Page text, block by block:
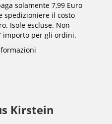
solamente 7,99 Euro
spedizioniere il costo
Isole escluse. Non
per gli ordini.
Kirstein